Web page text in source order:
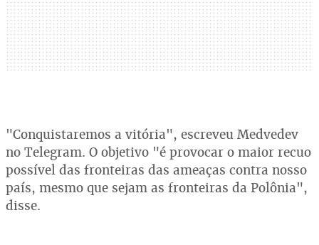
"Conquistaremos a vitória", escreveu Medvedev
no Telegram. O objetivo "é provocar o maior recuo
possível das fronteiras das ameaças contra nosso
país, mesmo que sejam as fronteiras da Polônia",
disse.